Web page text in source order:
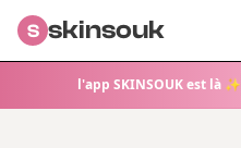
l'app SKINSOUK est là ✨
S skinsouk